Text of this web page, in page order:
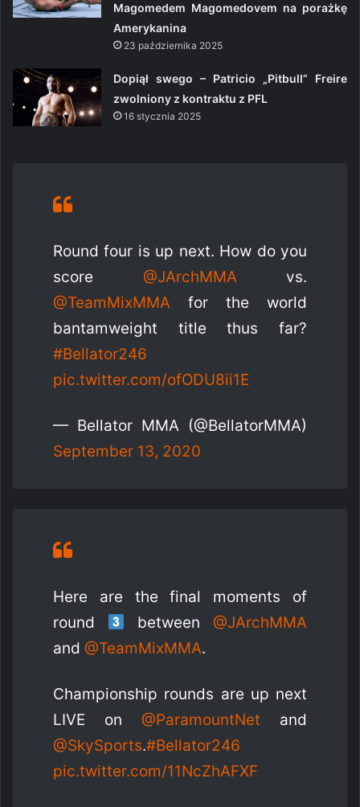
Magomedem Magomedovem na porażkę
Amerykanina
23 października 2025
Dopiął swego – Patricio „Pitbull” Freire
zwolniony z kontraktu z PFL
16 stycznia 2025
Round four is up next. How do you
score @JArchMMAvs.
@TeamMixMMA for the world
bantamweight title thus far?
#Bellator246
pic.twitter.com/ofODU8ii1E
— Bellator MMA (@BellatorMMA)
September 13, 2020
Here are the final moments of
round
between @JArchMMA
and @TeamMixMMA.
Championship rounds are up next
LIVE on @ParamountNet and
@SkySports.#Bellator246
pic.twitter.com/11NcZhAFXF